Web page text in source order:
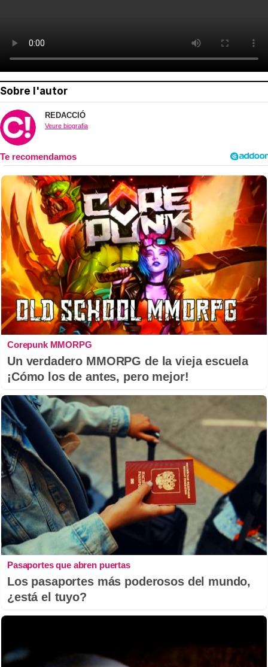
Sobre l'autor
REDACCIÓ
Veure biografia
Corepunk MMORPG
Un verdadero MMORPG de la vieja escuela
¡Cómo los de antes, pero mejor!
Pasaportes que abren puertas
Los pasaportes más poderosos del mundo,
¿está el tuyo?